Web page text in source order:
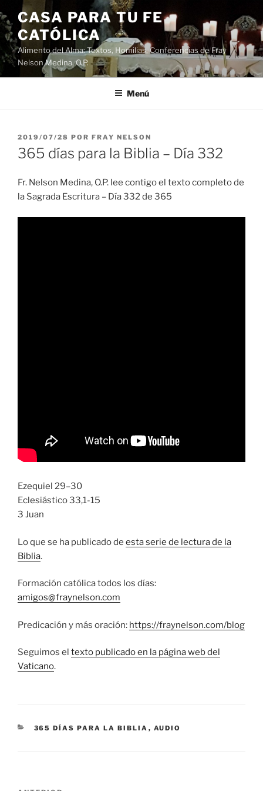
Saltar
al
contenido
CASA PARA TU FE
CATÓLICA
Alimento del Alma: Textos, Homilias, Conferencias de Fray
Nelson Medina, O.P.
Menú
PUBLICADO
EL
2019/07/28 POR FRAY NELSON
365 días para la Biblia – Día 332
Fr. Nelson Medina, O.P. lee contigo el texto completo de
la Sagrada Escritura – Día 332 de 365
Ezequiel 29–30
Eclesiástico 33,1-15
3 Juan
Lo que se ha publicado de esta serie de lectura de la
Biblia.
Formación católica todos los días:
amigos@fraynelson.com
Predicación y más oración: https://fraynelson.com/blog
Seguimos el texto publicado en la página web del
Vaticano.
CATEGORÍAS
365 DÍAS PARA LA BIBLIA , AUDIO